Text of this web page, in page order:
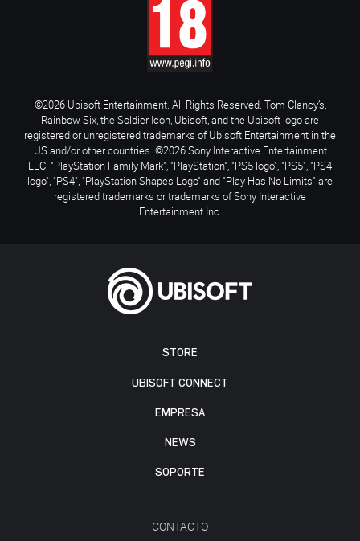
STORE
UBISOFT CONNECT
EMPRESA
NEWS
SOPORTE
CONTACTO
©2026 Ubisoft Entertainment. All Rights Reserved. Tom Clancy’s,
Rainbow Six, the Soldier Icon, Ubisoft, and the Ubisoft logo are
registered or unregistered trademarks of Ubisoft Entertainment in the
US and/or other countries. ©2026 Sony Interactive Entertainment
LLC. "PlayStation Family Mark", "PlayStation", "PS5 logo", "PS5", "PS4
logo", "PS4", "PlayStation Shapes Logo" and "Play Has No Limits" are
registered trademarks or trademarks of Sony Interactive
Entertainment Inc.